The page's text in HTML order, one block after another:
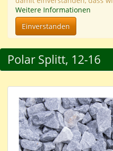
Weitere Informationen
Einverstanden
Polar Splitt, 12-16